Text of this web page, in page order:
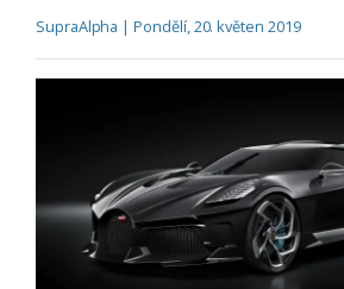
SupraAlpha | Pondělí, 20. květen 2019